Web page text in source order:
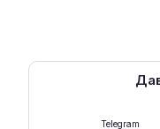
Telegram